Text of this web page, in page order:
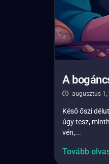
A
augusztus 1,
Késő őszi
úgy tesz,
vén,...
Tovább